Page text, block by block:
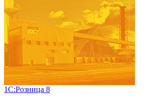
1С:Розница 8